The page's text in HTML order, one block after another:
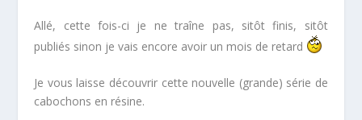
Allé, cette fois-ci je ne traîne pas, sitôt finis, sitôt
publiés sinon je vais encore avoir un mois de retard
Je vous laisse découvrir cette nouvelle (grande) série de
cabochons en résine.